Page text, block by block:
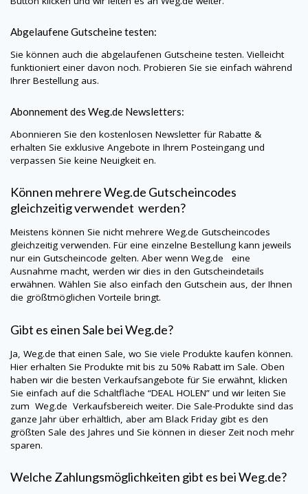
Abgelaufene Gutscheine testen:
Sie können auch die abgelaufenen Gutscheine testen. Vielleicht
funktioniert einer davon noch. Probieren Sie sie einfach während
Ihrer Bestellung aus.
Abonnement des Weg.de Newsletters:
Abonnieren Sie den kostenlosen Newsletter für Rabatte &
erhalten Sie exklusive Angebote in Ihrem Posteingang und
verpassen Sie keine Neuigkeit en.
Können mehrereWeg.de Gutscheincodes
gleichzeitig verwendet werden?
Meistens können Sie nicht mehrere Weg.de Gutscheincodes
gleichzeitig verwenden. Für eine einzelne Bestellung kann jeweils
nur ein Gutscheincode gelten. Aber wenn Weg.de
eine
Ausnahme macht, werden wir dies in den Gutscheindetails
erwähnen. Wählen Sie also einfach den Gutschein aus, der Ihnen
die größtmöglichen Vorteile bringt.
Gibt es einen Sale beiWeg.de?
Ja, Weg.de that einen Sale, wo Sie viele Produkte kaufen können.
Hier erhalten Sie Produkte mit bis zu 50% Rabatt im Sale. Oben
haben wir die besten Verkaufsangebote für Sie erwähnt, klicken
Sie einfach auf die Schaltfläche “DEAL HOLEN” und wir leiten Sie
zum Weg.de Verkaufsbereich weiter. Die Sale-Produkte sind das
ganze Jahr über erhältlich, aber am Black Friday gibt es den
größten Sale des Jahres und Sie können in dieser Zeit noch mehr
sparen.
Welche Zahlungsmöglichkeiten gibt es beiWeg.de?